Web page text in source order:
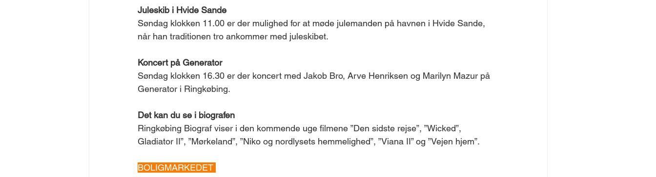
Juleskib i Hvide Sande
Søndag klokken 11.00 er der mulighed for at møde julemanden på havnen i Hvide Sande,
når han traditionen tro ankommer med juleskibet.
Koncert på Generator
Søndag klokken 16.30 er der koncert med Jakob Bro, Arve Henriksen og Marilyn Mazur på
Generator i Ringkøbing.
Det kan du se i biografen
Ringkøbing Biograf viser i den kommende uge filmene ”Den sidste rejse”, ”Wicked”,
Gladiator II”, ”Mørkeland”, ”Niko og nordlysets hemmelighed”, ”Viana II” og ”Vejen hjem”.
BOLIGMARKEDET